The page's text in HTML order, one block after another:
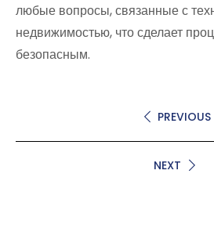
любые вопросы, связанные с
недвижимостью, что сделает
безопасным.
PREVIOUS
NEXT